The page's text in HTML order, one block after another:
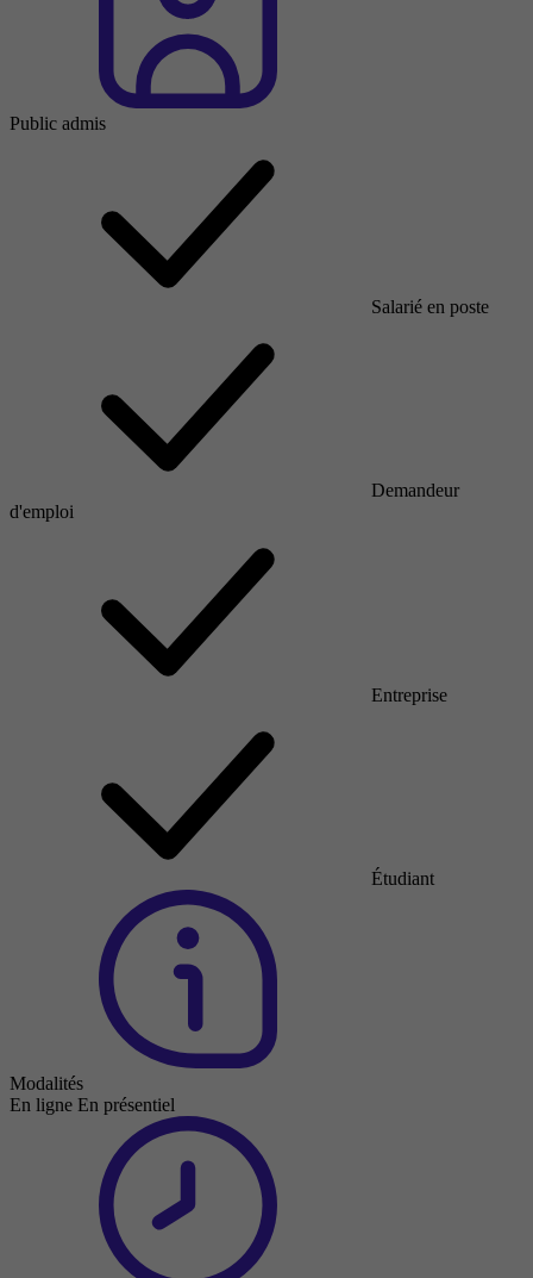
Public admis
Salarié en poste
Demandeur
d'emploi
Entreprise
Étudiant
Modalités
En ligne En présentiel